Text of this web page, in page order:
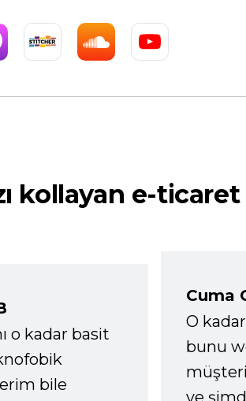
kollayan e-ticaret
o kadar basit
bile
Cuma
O
bunu